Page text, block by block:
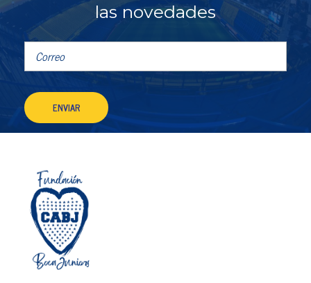
las novedades